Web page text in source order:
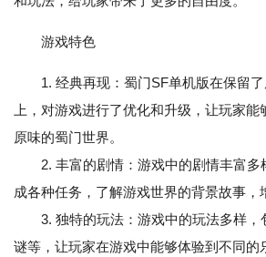
游戏特色
1. 经典再现：蜀门SF单机版在保留
上，对游戏进行了优化和升级，让玩家
原味的蜀门世界。
2. 丰富的剧情：游戏中的剧情丰富多
成各种任务，了解游戏世界的背景故事，
3. 独特的玩法：游戏中的玩法多样，
谜等，让玩家在游戏中能够体验到不同的